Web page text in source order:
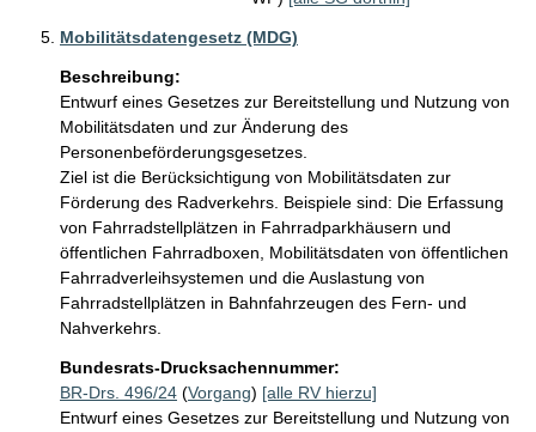
Mobilitätsdatengesetz (MDG)
Beschreibung:
Entwurf eines Gesetzes zur Bereitstellung und Nutzung von
Mobilitätsdaten und zur Änderung des
Personenbeförderungsgesetzes.
Ziel ist die Berücksichtigung von Mobilitätsdaten zur
Förderung des Radverkehrs. Beispiele sind: Die Erfassung
von Fahrradstellplätzen in Fahrradparkhäusern und
öffentlichen Fahrradboxen, Mobilitätsdaten von öffentlichen
Fahrradverleihsystemen und die Auslastung von
Fahrradstellplätzen in Bahnfahrzeugen des Fern- und
Bundesrats-Drucksachennummer:
BR-Drs. 496/24 (Vorgang) [alle RV hierzu]
Entwurf eines Gesetzes zur Bereitstellung und Nutzung von